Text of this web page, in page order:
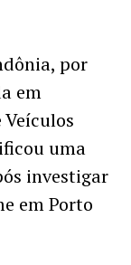
por
em
Veículos
uma
investigar
em Porto